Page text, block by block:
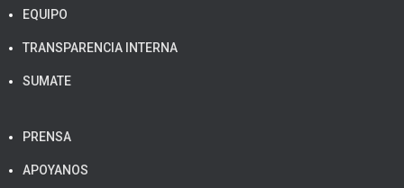
EQUIPO
TRANSPARENCIA INTERNA
SUMATE
PRENSA
APOYANOS